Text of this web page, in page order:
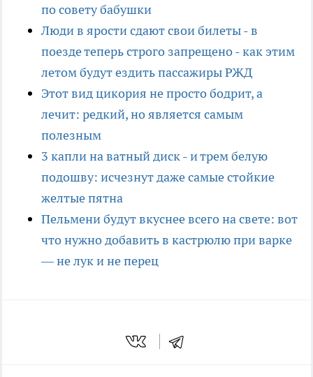
по совету бабушки
Люди в ярости сдают свои билеты - в
поезде теперь строго запрещено - как этим
летом будут ездить пассажиры РЖД
Этот вид цикория не просто бодрит, а
лечит: редкий, но является самым
полезным
3 капли на ватный диск - и трем белую
подошву: исчезнут даже самые стойкие
желтые пятна
Пельмени будут вкуснее всего на свете: вот
что нужно добавить в кастрюлю при варке
— не лук и не перец